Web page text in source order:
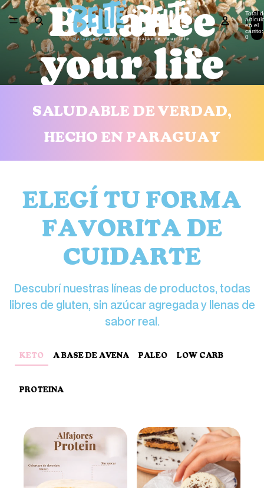
Total
en el
carrito:
0
Balance
your life
SALUDABLE DE VERDAD,
HECHO EN PARAGUAY
ELEGÍ TU FORMA
FAVORITA DE
CUIDARTE
Descubrí nuestras líneas de productos, todas
libres de gluten, sin azúcar agregada y llenas de
sabor real.
KETO A BASE DE AVENA PALEO LOW CARB
PROTEINA